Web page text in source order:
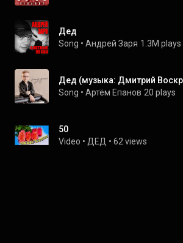
Дед
Song • Андрей Заря 1.3M plays
Дед (музыка: Дмитрий
Song • Артём Епанов 20 plays
50
Video • ДЕД • 62 views